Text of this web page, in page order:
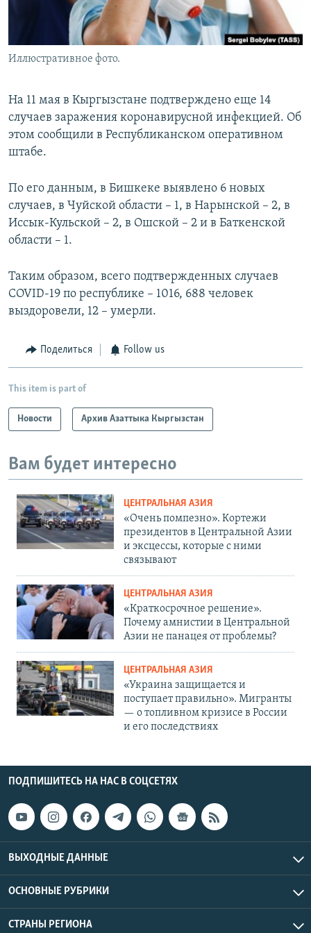
Иллюстративное фото.
На 11 мая в Кыргызстане подтверждено еще 14
случаев заражения коронавирусной инфекцией. Об
этом сообщили в Республиканском оперативном
штабе.
По его данным, в Бишкеке выявлено 6 новых
случаев, в Чуйской области – 1, в Нарынской – 2, в
Иссык-Кульской – 2, в Ошской – 2 и в Баткенской
области – 1.
Таким образом, всего подтвержденных случаев
COVID-19 по республике – 1016, 688 человек
выздоровели, 12 – умерли.
Поделиться Follow us
This item is part of
Новости Архив Азаттыка Кыргызстан
Вам будет интересно
ЦЕНТРАЛЬНАЯ АЗИЯ
«Очень помпезно». Кортежи
президентов в Центральной Азии
и эксцессы, которые с ними
связывают
ЦЕНТРАЛЬНАЯ АЗИЯ
«Краткосрочное решение».
Почему амнистии в Центральной
Азии не панацея от проблемы?
ЦЕНТРАЛЬНАЯ АЗИЯ
«Украина защищается и
поступает правильно». Мигранты
— о топливном кризисе в России
и его последствиях
ПОДПИШИТЕСЬ НА НАС В СОЦСЕТЯХ
ВЫХОДНЫЕ ДАННЫЕ
ОСНОВНЫЕ РУБРИКИ
СТРАНЫ РЕГИОНА